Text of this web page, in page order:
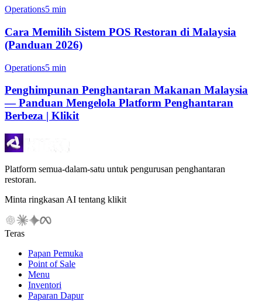
Operations5 min
Cara Memilih Sistem POS Restoran di Malaysia
(Panduan 2026)
Operations5 min
Penghimpunan Penghantaran Makanan Malaysia
— Panduan Mengelola Platform Penghantaran
Berbeza | Klikit
Platform semua-dalam-satu untuk pengurusan penghantaran
restoran.
Minta ringkasan AI tentang klikit
Teras
Papan Pemuka
Point of Sale
Menu
Inventori
Paparan Dapur